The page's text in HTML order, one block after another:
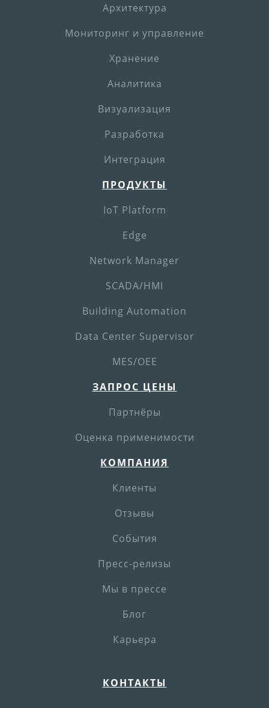
Архитектура
Мониторинг и управление
Хранение
Аналитика
Визуализация
Разработка
Интеграция
ПРОДУКТЫ
IoT Platform
Edge
Network Manager
SCADA/HMI
Building Automation
Data Center Supervisor
MES/OEE
ЗАПРОС ЦЕНЫ
Партнёры
Оценка применимости
КОМПАНИЯ
Клиенты
Отзывы
События
Пресс-релизы
Мы в прессе
Блог
Карьера
КОНТАКТЫ